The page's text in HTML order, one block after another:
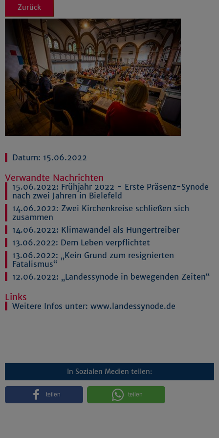
Zurück
Datum: 15.06.2022
Verwandte Nachrichten
15.06.2022: Frühjahr 2022 - Erste Präsenz-Synode
nach zwei Jahren in Bielefeld
14.06.2022: Zwei Kirchenkreise schließen sich
zusammen
14.06.2022: Klimawandel als Hungertreiber
13.06.2022: Dem Leben verpflichtet
13.06.2022: „Kein Grund zum resignierten
Fatalismus“
12.06.2022: „Landessynode in bewegenden Zeiten“
Links
Weitere Infos unter: www.landessynode.de
In Sozialen Medien teilen:
teilen teilen